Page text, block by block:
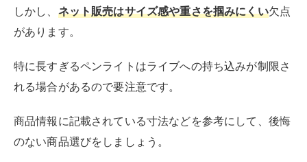
しかし、 ネット販売はサイズ感や重さを掴みにくい欠点
があります。
特に長すぎるペンライトはライブへの持ち込みが制限さ
れる場合があるので要注意です。
商品情報に記載されている寸法などを参考にして、後悔
のない商品選びをしましょう。